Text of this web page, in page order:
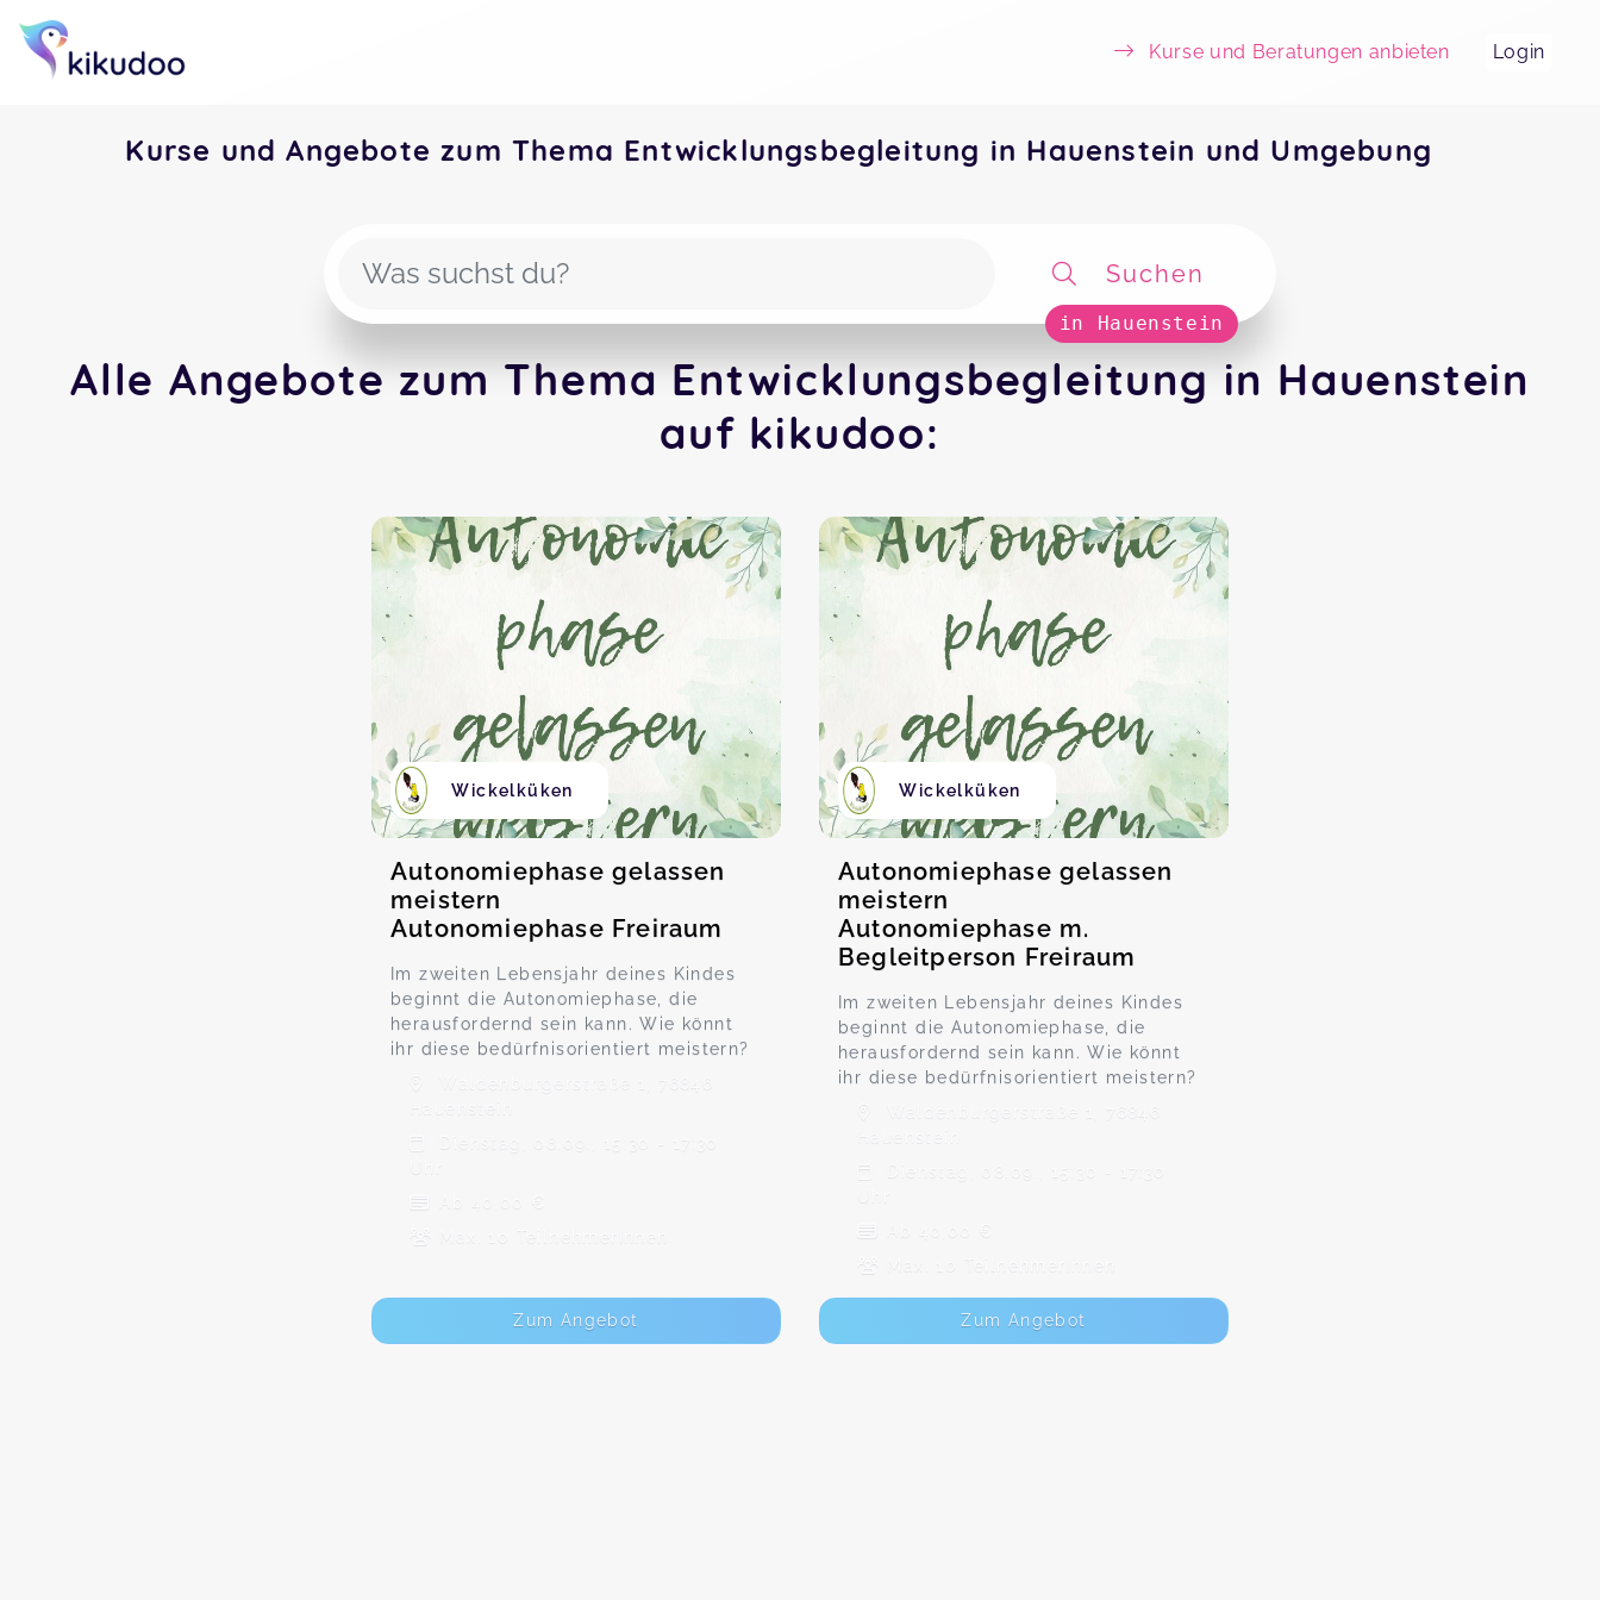
Kurse und Beratungen anbieten Login
Kurse und Angebote zum Thema Entwicklungsbegleitung in Hauenstein und Umgebung
Suchen
in Hauenstein
Alle Angebote zum Thema Entwicklungsbegleitung in Hauenstein
auf kikudoo:
Wickelküken
Autonomiephase gelassen
meistern
Autonomiephase Freiraum
Im zweiten Lebensjahr deines Kindes
beginnt die Autonomiephase, die
herausfordernd sein kann. Wie könnt
ihr diese bedürfnisorientiert meistern?
Waldenburgerstraße 1, 76846
Hauenstein
Dienstag, 08.09., 15:30 - 17:30
Ab 40,00 €
Max. 10 TeilnehmerInnen
Zum Angebot
Wickelküken
Autonomiephase gelassen
meistern
Autonomiephase m.
Begleitperson Freiraum
Im zweiten Lebensjahr deines Kindes
beginnt die Autonomiephase, die
herausfordernd sein kann. Wie könnt
ihr diese bedürfnisorientiert meistern?
Waldenburgerstraße 1, 76846
Hauenstein
Dienstag, 08.09., 15:30 - 17:30
Ab 40,00 €
Max. 10 TeilnehmerInnen
Zum Angebot